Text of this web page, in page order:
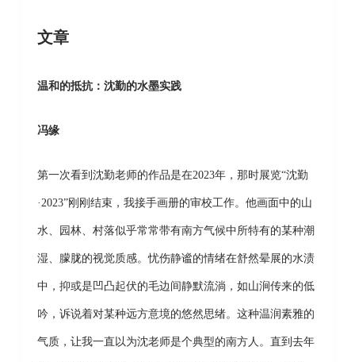
文章
温和的抵抗：沈勤的水墨实践
冯缘
第一次看到沈勤老师的作品是在2023年，那时展览“沈勤
·2023”刚刚结束，我接手画册的审校工作。他画面中的山
水、园林、村落似乎常常带有南方气候中所特有的某种潮
湿、朦胧的视觉质感。忧伤静谧的情绪在舒然晕展的水渍
中，抑或是凹凸起伏的毛边间静默流淌，如山涧传来的低
吟，诉说着对某种远方意境的悠然思绪。这种温润素雅的
气质，让我一直以为沈老师是个典型的南方人。直到去年